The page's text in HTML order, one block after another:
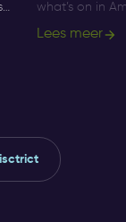
what’s on in
Sunday,
Lees meer